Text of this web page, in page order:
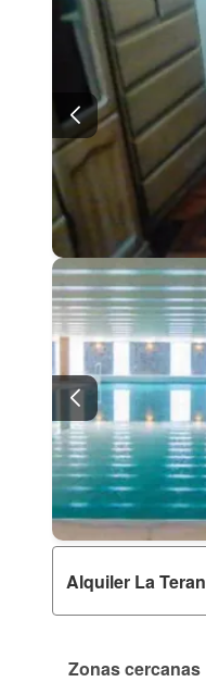
Alquiler La Teran
Zonas cercanas